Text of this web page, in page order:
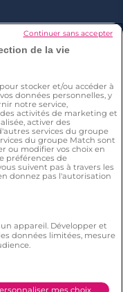
se passe le
sexy ?
du 30 octobre au 8
de 1660
de la vie
stocker et/ou accéder à
données personnelles, y
notre service,
activités de marketing et
activer des
services du groupe
du groupe Match sont
ou modifier vos choix en
préférences de
suivent pas à travers les
donnez pas l'autorisation
appareil. Développer et
données limitées, mesure
mes choix
Continuer sans accepter